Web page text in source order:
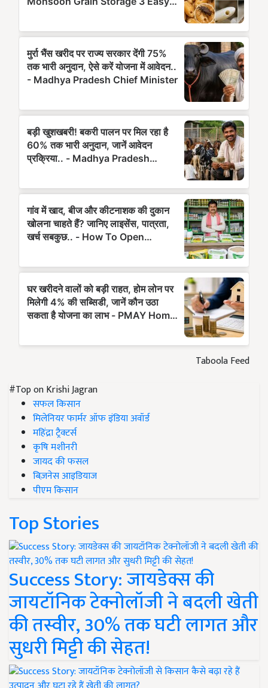
Taboola Feed
#Top on Krishi Jagran
सफल किसान
मिलेनियर फार्मर ऑफ इंडिया अवॉर्ड
महिंद्रा ट्रैक्टर्स
कृषि मशीनरी
जायद की फसल
बिज़नेस आइडियाज
पीएम किसान
Top Stories
Success Story: जायडेक्स की
जायटॉनिक टेक्नोलॉजी ने बदली खेती
की तस्वीर, 30% तक घटी लागत और
सुधरी मिट्टी की सेहत!